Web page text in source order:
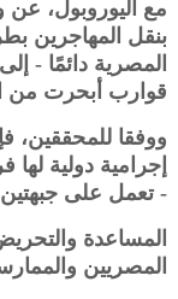
مع اليوروبول، عن
بنقل المهاجرين
المصرية دائمًا -
قوارب أبحرت من
ووفقا للمحققين،
إجرامية دولية
- تعمل على
المساعدة
المصريين